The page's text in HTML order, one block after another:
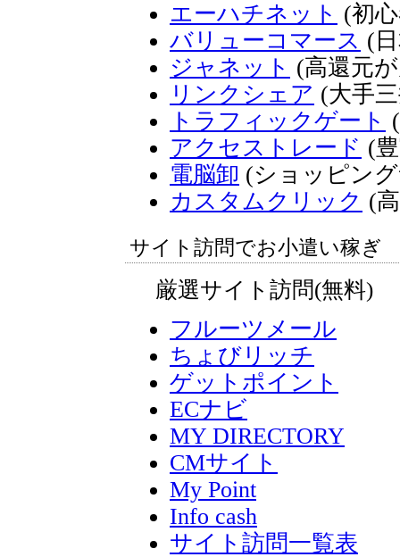
エーハチネット (初
バリューコマース (
ジャネット (高還元
リンクシェア (大手
トラフィックゲート
アクセストレード (
電脳卸 (ショッピン
カスタムクリック (
サイト訪問でお小遣い稼ぎ
厳選サイト訪問(無料)
フルーツメール
ちょびリッチ
ゲットポイント
ECナビ
MY DIRECTORY
CMサイト
My Point
Info cash
サイト訪問一覧表